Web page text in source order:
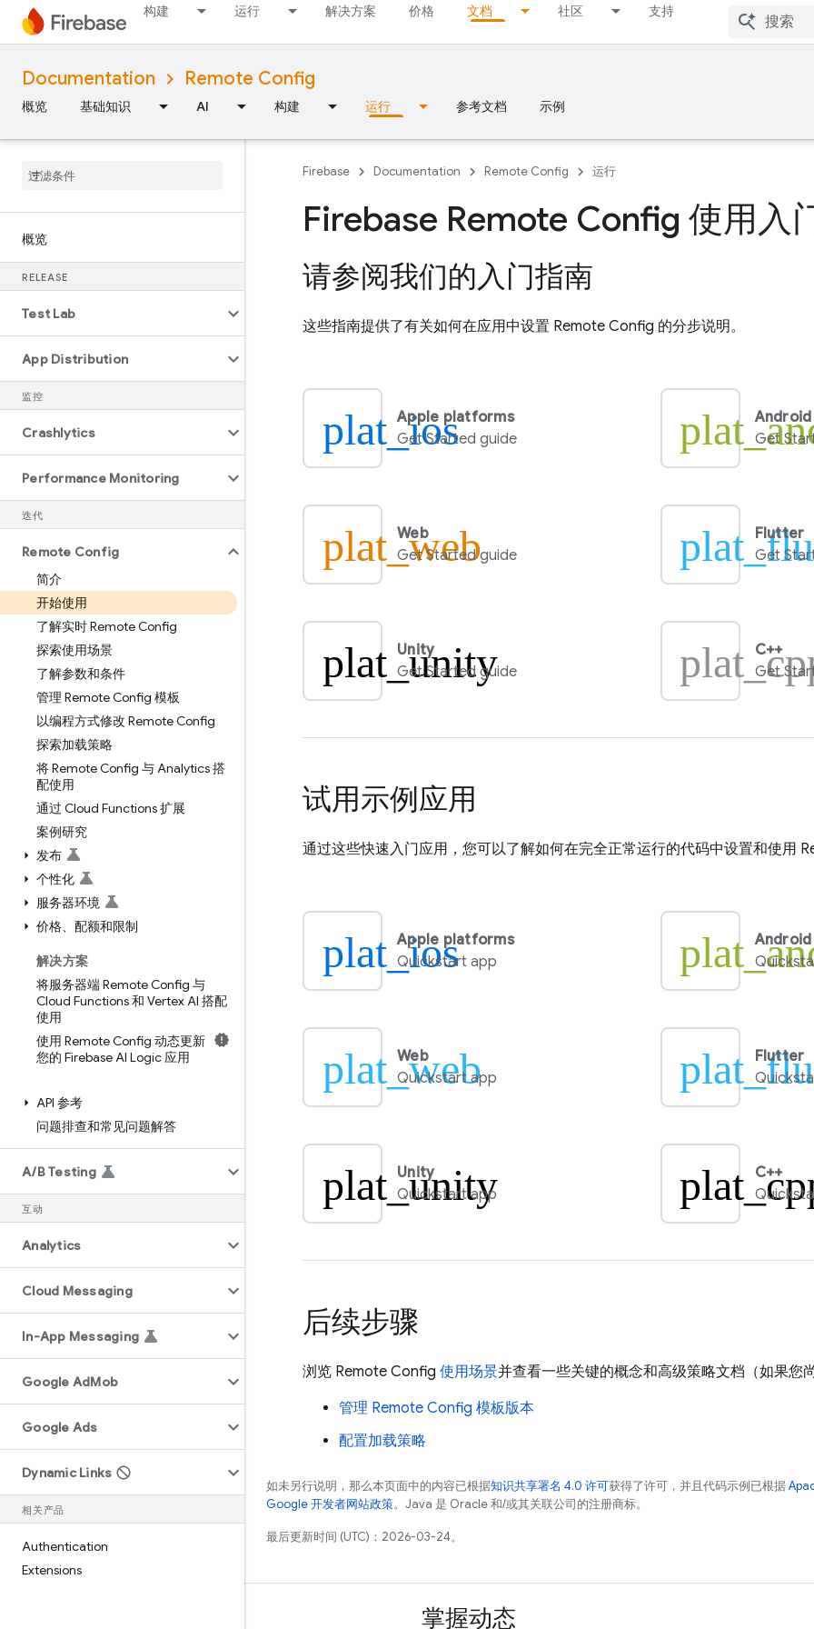
构建 运行 解决方案 价格 文档 社区 支持
Documentation Remote Config
概览 基础知识 AI 构建 运行 参考文档 示例
概览
RELEASE
Test Lab
App Distribution
监控
Crashlytics
Performance Monitoring
迭代
Remote Config
简介
开始使用
了解实时 Remote Config
探索使用场景
了解参数和条件
管理 Remote Config 模板
以编程方式修改 Remote Config
探索加载策略
将 Remote Config 与 Analytics 搭
配使用
通过 Cloud Functions 扩展
案例研究
发布
个性化
服务器环境
价格、配额和限制
解决方案
将服务器端 Remote Config 与
Cloud Functions 和 Vertex AI 搭配
使用
使用 Remote Config 动态更新
您的 Firebase AI Logic 应用
API 参考
问题排查和常见问题解答
A/B Testing
互动
Analytics
Cloud Messaging
In-App Messaging
Google AdMob
Google Ads
Dynamic Links
相关产品
Authentication
Extensions
Firebase Documentation Remote Config 运行
Firebase Remote Config 使用入
请参阅我们的入门指南
这些指南提供了有关如何在应用中设置 Remote Config 的分步说明。
plat_ios
Apple platforms
Get Started guide
Android
Get
plat_web
Web
Get Started guide
Flutter
Get
plat_unity
Unity
Get Started guide
C++
Get
试用示例应用
通过这些快速入门应用，您可以了解如何在完全正常运行的代码中设置和使用
plat_ios
Apple platforms
Quickstart app
Android
plat_web
Web
Quickstart app
Flutter
plat_unity
Unity
Quickstart app
C++
后续步骤
浏览 Remote Config 使用场景并查看一些关键的概念和高级策略文档（如果您
管理 Remote Config 模板版本
配置加载策略
如未另行说明，那么本页面中的内容已根据知识共享署名 4.0 许可获得了许可，并且代码示例已根据
Google 开发者网站政策。Java 是 Oracle 和/或其关联公司的注册商标。
最后更新时间 (UTC)：2026-03-24。
掌握动态